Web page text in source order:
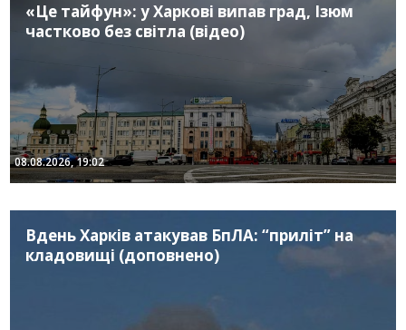
«Це тайфун»: у Харкові випав град, Ізюм
частково без світла (відео)
08.08.2026, 19:02
Вдень Харків атакував БпЛА: “приліт” на
кладовищі (доповнено)